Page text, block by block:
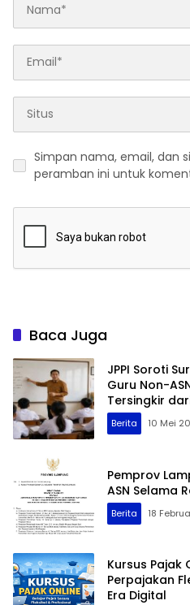
Simpan nama, email, dan
peramban ini untuk
Baca Juga
JPPI Soroti
Guru Non-
Tersingkir
Berita 10 Mei
Pemprov
ASN Selama
Berita 18
Kursus Pajak
Perpajakan
Era Digital